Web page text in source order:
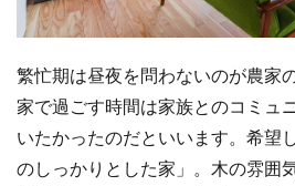
繁忙期は昼夜を問わないのが農家
家で過ごす時間は家族とのコミュ
いたかったのだといいます。希望
のしっかりとした家」。木の雰囲